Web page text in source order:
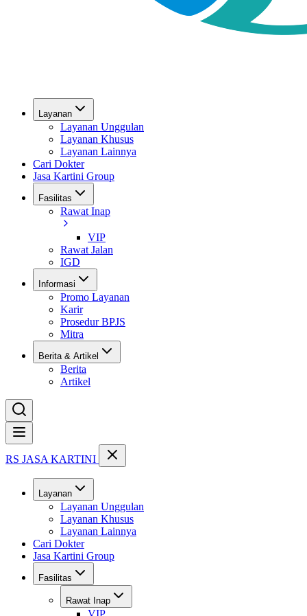
Layanan
Layanan Unggulan
Layanan Khusus
Layanan Lainnya
Cari Dokter
Jasa Kartini Group
Fasilitas
Rawat Inap
VIP
Rawat Jalan
IGD
Informasi
Promo Layanan
Karir
Prosedur BPJS
Mitra
Berita & Artikel
Berita
Artikel
Buka menu
RS JASA KARTINI
Layanan
Layanan Unggulan
Layanan Khusus
Layanan Lainnya
Cari Dokter
Jasa Kartini Group
Fasilitas
Rawat Inap
VIP